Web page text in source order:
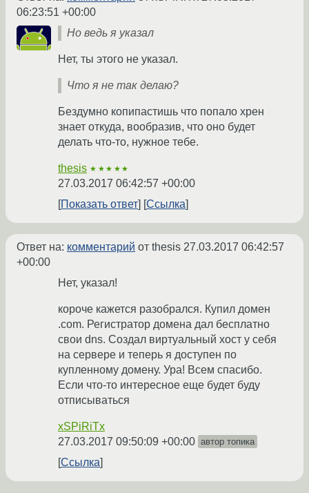
06:23:51 +00:00
Но ведь я указал
Нет, ты этого не указал.
Что я не так делаю?
Бездумно копипастишь что попало хрен
знает откуда, вообразив, что оно будет
делать что-то, нужное тебе.
thesis ★★★★★
27.03.2017 06:42:57 +00:00
Показать ответ
Ссылка
Ответ на: комментарий от thesis 27.03.2017 06:42:57
+00:00
Нет, указал!
короче кажется разобрался. Купил домен
.com. Регистратор домена дал бесплатно
свои dns. Создал виртуальный хост у себя
на сервере и теперь я доступен по
купленному домену. Ура! Всем спасибо.
Если что-то интересное еще будет буду
отписываться
xSPiRiTx
27.03.2017 09:50:09 +00:00 автор топика
Ссылка